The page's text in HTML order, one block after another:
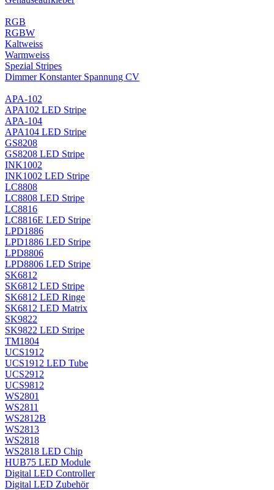
RGB
RGBW
Kaltweiss
Warmweiss
Spezial Stripes
Dimmer Konstanter Spannung CV
APA-102
APA102 LED Stripe
APA-104
APA104 LED Stripe
GS8208
GS8208 LED Stripe
INK1002
INK1002 LED Stripe
LC8808
LC8808 LED Stripe
LC8816
LC8816E LED Stripe
LPD1886
LPD1886 LED Stripe
LPD8806
LPD8806 LED Stripe
SK6812
SK6812 LED Stripe
SK6812 LED Ringe
SK6812 LED Matrix
SK9822
SK9822 LED Stripe
TM1804
UCS1912
UCS1912 LED Tube
UCS2912
UCS9812
WS2801
WS2811
WS2812B
WS2813
WS2818
WS2818 LED Chip
HUB75 LED Module
Digital LED Controller
Digital LED Zubehör